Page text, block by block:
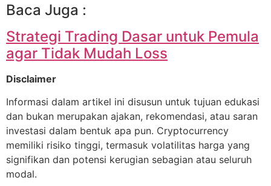
Baca Juga :
Strategi Trading Dasar untuk Pemula
agar Tidak Mudah Loss
Disclaimer
Informasi dalam artikel ini disusun untuk tujuan edukasi
dan bukan merupakan ajakan, rekomendasi, atau saran
investasi dalam bentuk apa pun. Cryptocurrency
memiliki risiko tinggi, termasuk volatilitas harga yang
signifikan dan potensi kerugian sebagian atau seluruh
modal.